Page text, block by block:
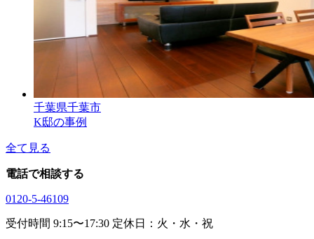
千葉県千葉市
K邸の事例
全て見る
電話で相談する
0120-5-46109
受付時間 9:15〜17:30 定休日：火・水・祝